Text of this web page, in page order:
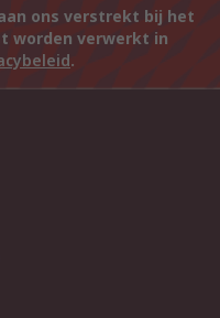
ons verstrekt bij het
worden verwerkt in
.